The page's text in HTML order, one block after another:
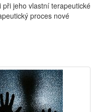
jeho vlastní terapeutické
proces nové